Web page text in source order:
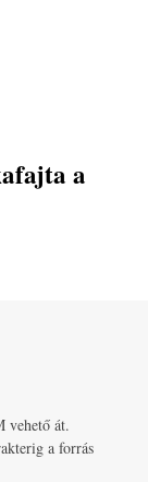
a
vehető át.
a forrás